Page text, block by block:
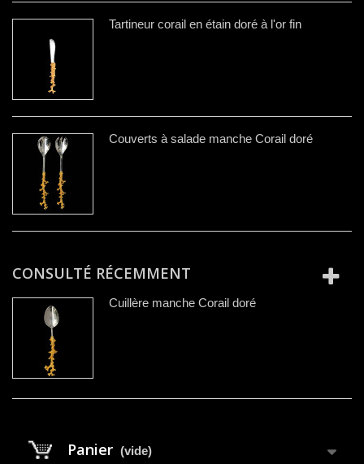
Tartineur corail en étain doré à l'or fin
Couverts à salade manche Corail doré
CONSULTÉ RÉCEMMENT
Cuillère manche Corail doré
Panier (vide)